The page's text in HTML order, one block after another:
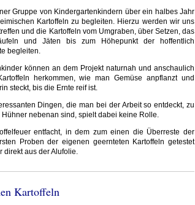
Gruppe von Kindergartenkindern über ein halbes Jahr
Kartoffeln zu begleiten. Hierzu werden wir uns
und die Kartoffeln vom Umgraben, über Setzen, das
und Jäten bis zum Höhepunkt der hoffentlich
begleiten.
können an dem Projekt naturnah und anschaulich
herkommen, wie man Gemüse anpflanzt und
steckt, bis die Ernte reif ist.
Dingen, die man bei der Arbeit so entdeckt, zu
nebenan sind, spielt dabei keine Rolle.
entfacht, in dem zum einen die Überreste der
Proben der eigenen geernteten Kartoffeln getestet
direkt aus der Alufolie.
Kartoffeln